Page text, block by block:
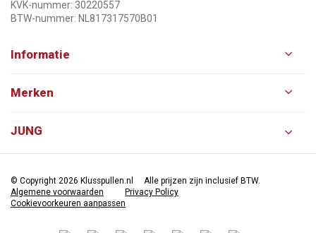
KVK-nummer: 30220557
BTW-nummer: NL817317570B01
Informatie
Merken
JUNG
© Copyright 2026 Klusspullen.nl
Alle prijzen zijn inclusief BTW.
Algemene voorwaarden
Privacy Policy
Cookievoorkeuren aanpassen